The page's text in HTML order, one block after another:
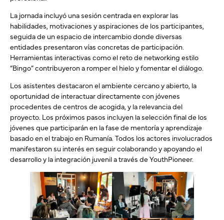
La jornada incluyó una sesión centrada en explorar las
habilidades, motivaciones y aspiraciones de los participantes,
seguida de un espacio de intercambio donde diversas
entidades presentaron vías concretas de participación.
Herramientas interactivas como el reto de networking estilo
“Bingo” contribuyeron a romper el hielo y fomentar el diálogo.
Los asistentes destacaron el ambiente cercano y abierto, la
oportunidad de interactuar directamente con jóvenes
procedentes de centros de acogida, y la relevancia del
proyecto. Los próximos pasos incluyen la selección final de los
jóvenes que participarán en la fase de mentoría y aprendizaje
basado en el trabajo en Rumanía. Todos los actores involucrados
manifestaron su interés en seguir colaborando y apoyando el
desarrollo y la integración juvenil a través de YouthPioneer.